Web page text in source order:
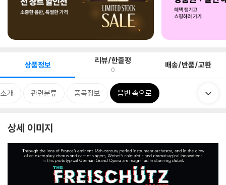
상품정보 리뷰/한줄평
0 배송/반품/교환
개 관련분류 품목정보 음반 속으로
상세 이미지